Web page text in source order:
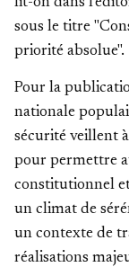
lit-on dans
sous le titre
priorité absolue".
Pour la
nationale
sécurité veillent
pour permettre
constitutionnel
un climat de
un contexte de
réalisations